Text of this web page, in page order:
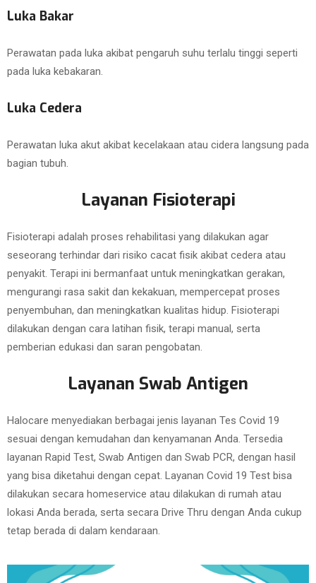
Luka Bakar
Perawatan pada luka akibat pengaruh suhu terlalu tinggi seperti
pada luka kebakaran.
Luka Cedera
Perawatan luka akut akibat kecelakaan atau cidera langsung pada
bagian tubuh.
Layanan Fisioterapi
Fisioterapi adalah proses rehabilitasi yang dilakukan agar
seseorang terhindar dari risiko cacat fisik akibat cedera atau
penyakit. Terapi ini bermanfaat untuk meningkatkan gerakan,
mengurangi rasa sakit dan kekakuan, mempercepat proses
penyembuhan, dan meningkatkan kualitas hidup. Fisioterapi
dilakukan dengan cara latihan fisik, terapi manual, serta
pemberian edukasi dan saran pengobatan.
Layanan Swab Antigen
Halocare menyediakan berbagai jenis layanan Tes Covid 19
sesuai dengan kemudahan dan kenyamanan Anda. Tersedia
layanan Rapid Test, Swab Antigen dan Swab PCR, dengan hasil
yang bisa diketahui dengan cepat. Layanan Covid 19 Test bisa
dilakukan secara homeservice atau dilakukan di rumah atau
lokasi Anda berada, serta secara Drive Thru dengan Anda cukup
tetap berada di dalam kendaraan.